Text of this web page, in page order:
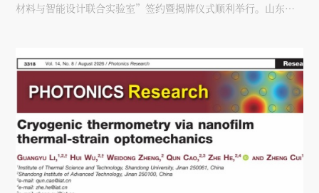
材料与智能设计联合实验室”签约暨揭牌仪式顺利举行。山东高
员郭瑞强主持本次活动。